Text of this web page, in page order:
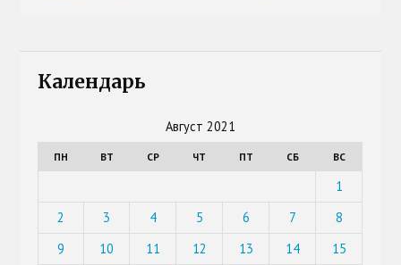
Календарь
Август 2021
ПН ВТ СР ЧТ ПТ СБ ВС
1
2
3 4 5 6 7
8
9
10 11 12 13 14
15